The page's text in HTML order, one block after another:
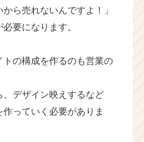
ら売れないんですよ！」
要になります。
の構成を作るのも営業の
デザイン映えするなど
っていく必要がありま